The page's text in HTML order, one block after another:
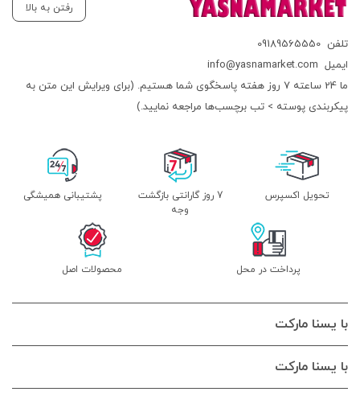
رفتن به بالا
تلفن 09189565550
ایمیل info@yasnamarket.com
ما 24 ساعته 7 روز هفته پاسخگوی شما هستیم. (برای ویرایش این متن به
پیکربندی پوسته > تب برچسب‌ها مراجعه نمایید.)
تحویل اکسپرس
7 روز گارانتی بازگشت
وجه
پشتیبانی همیشگی
پرداخت در محل محصولات اصل
با یسنا مارکت
با یسنا مارکت